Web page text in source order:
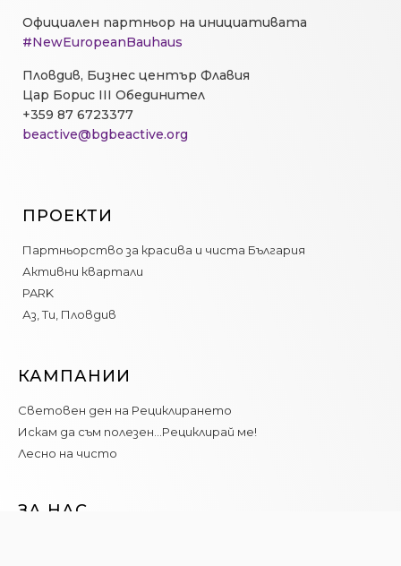
Официален партньор на инициативата
#NewEuropeanBauhaus
Пловдив, Бизнес център Флавия
Цар Борис III Обединител
+359 87 6723377
beactive@bgbeactive.org
ПРОЕКТИ
Партньорство за красива и чиста България
Активни квартали
PARK
Аз, Ти, Пловдив
КАМПАНИИ
Световен ден на Рециклирането
Искам да съм полезен…Рециклирай ме!
Лесно на чисто
ЗА НАС